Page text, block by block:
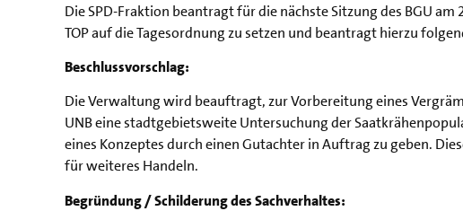
Die SPD-Fraktion beantragt für die nächste Sitzung des BGU am
TOP auf die Tagesordnung zu setzen und beantragt hierzu
Beschlussvorschlag:
Die Verwaltung wird beauftragt, zur Vorbereitung eines
UNB eine stadtgebietsweite Untersuchung der
eines Konzeptes durch einen Gutachter in Auftrag zu geben.
für weiteres Handeln.
Begründung / Schilderung des Sachverhaltes: